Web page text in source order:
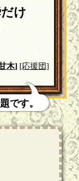
け
木] [応援団]
です。